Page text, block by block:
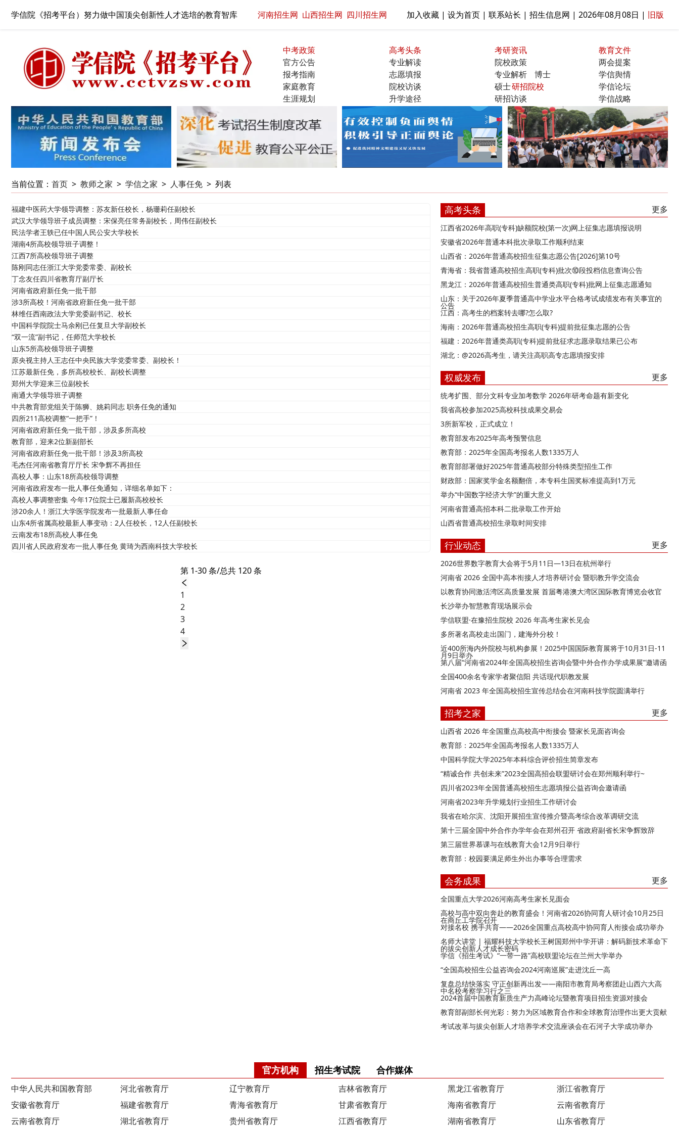
学信院《招考平台）努力做中国顶尖创新性人才选培的教育智库 河南招生网 山西招生网 四川招生网 加入收藏 | 设为首页 | 联系站长 | 招生信息网 | 2026年08月08日 | 旧版
中考政策
官方公告
报考指南
家庭教育
生涯规划
高考头条
专业解读
志愿填报
院校访谈
升学途径
考研资讯
院校政策
专业解析
博士
硕士研招院校
研招访谈
教育文件
两会提案
学信舆情
学信论坛
学信战略
曝光台
当前位置： 首页 > 教师之家 > 学信之家 > 人事任免 > 列表
福建中医药大学领导调整：苏友新任校长，杨珊莉任副校长
武汉大学领导班子成员调整：宋保亮任常务副校长，周伟任副校长
民法学者王轶已任中国人民公安大学校长
湖南4所高校领导班子调整！
江西7所高校领导班子调整
陈刚同志任浙江大学党委常委、副校长
丁念友任四川省教育厅副厅长
河南省政府新任免一批干部
涉3所高校！河南省政府新任免一批干部
林维任西南政法大学党委副书记、校长
中国科学院院士马余刚已任复旦大学副校长
“双一流”副书记，任师范大学校长
山东5所高校领导班子调整
原央视主持人王志任中央民族大学党委常委、副校长！
江苏最新任免，多所高校校长、副校长调整
郑州大学迎来三位副校长
南通大学领导班子调整
中共教育部党组关于陈狮、姚莉同志 职务任免的通知
四所211高校调整“一把手”！
河南省政府新任免一批干部，涉及多所高校
教育部，迎来2位新副部长
河南省政府新任免一批干部！涉及3所高校
毛杰任河南省教育厅厅长 宋争辉不再担任
高校人事：山东18所高校领导调整
河南省政府发布一批人事任免通知，详细名单如下：
高校人事调整密集 今年17位院士已履新高校校长
涉20余人！浙江大学医学院发布一批最新人事任命
山东4所省属高校最新人事变动：2人任校长，12人任副校长
云南发布18所高校人事任免
四川省人民政府发布一批人事任免 黄琦为西南科技大学校长
第 1-30 条/总共 120 条
1
2
3
4
高考头条 更多
江西省2026年高职(专科)缺额院校(第一次)网上征集志愿填报说明
安徽省2026年普通本科批次录取工作顺利结束
山西省：2026年普通高校招生征集志愿公告[2026]第10号
青海省：我省普通高校招生高职(专科)批次⑩段投档信息查询公告
黑龙江：2026年普通高校招生普通类高职(专科)批网上征集志愿通知
山东：关于2026年夏季普通高中学业水平合格考试成绩发布有关事宜的
公告
江西：高考生的档案转去哪?怎么取?
海南：2026年普通高校招生高职(专科)提前批征集志愿的公告
福建：2026年普通类高职(专科)提前批征求志愿录取结果已公布
湖北：@2026高考生，请关注高职高专志愿填报安排
权威发布 更多
统考扩围、部分文科专业加考数学 2026年研考命题有新变化
我省高校参加2025高校科技成果交易会
3所新军校，正式成立！
教育部发布2025年高考预警信息
教育部：2025年全国高考报名人数1335万人
教育部部署做好2025年普通高校部分特殊类型招生工作
财政部：国家奖学金名额翻倍，本专科生国奖标准提高到1万元
举办“中国数字经济大学”的重大意义
河南省普通高招本科二批录取工作开始
山西省普通高校招生录取时间安排
行业动态 更多
2026世界数字教育大会将于5月11日—13日在杭州举行
河南省 2026 全国中高本衔接人才培养研讨会 暨职教升学交流会
以教育协同激活湾区高质量发展 首届粤港澳大湾区国际教育博览会收官
长沙举办智慧教育现场展示会
学信联盟·在豫招生院校 2026 年高考生家长见会
多所著名高校走出国门，建海外分校！
近400所海内外院校与机构参展！2025中国国际教育展将于10月31日-11
月9日举办
第八届“河南省2024年全国高校招生咨询会暨中外合作办学成果展”邀请函
全国400余名专家学者聚信阳 共话现代职教发展
河南省 2023 年全国高校招生宣传总结会在河南科技学院圆满举行
招考之家 更多
山西省 2026 年全国重点高校高中衔接会 暨家长见面咨询会
教育部：2025年全国高考报名人数1335万人
中国科学院大学2025年本科综合评价招生简章发布
“精诚合作 共创未来”2023全国高招会联盟研讨会在郑州顺利举行~
四川省2023年全国普通高校招生志愿填报公益咨询会邀请函
河南省2023年升学规划行业招生工作研讨会
我省在哈尔滨、沈阳开展招生宣传推介暨高考综合改革调研交流
第十三届全国中外合作办学年会在郑州召开 省政府副省长宋争辉致辞
第三届世界慕课与在线教育大会12月9日举行
教育部：校园要满足师生外出办事等合理需求
会务成果 更多
全国重点大学2026河南高考生家长见面会
高校与高中双向奔赴的教育盛会！河南省2026协同育人研讨会10月25日
在商丘工学院召开
对接名校 携手共育——2026全国重点高校高中协同育人衔接会成功举办
名师大讲堂 | 福耀科技大学校长王树国郑州中学开讲：解码新技术革命下
的拔尖创新人才成长密码
学信《招生考试》“一带一路”高校联盟论坛在兰州大学举办
“全国高校招生公益咨询会2024河南巡展”走进沈丘一高
复盘总结快落实 守正创新再出发——南阳市教育局考察团赴山西六大高
中名校考察学习行之三
2024首届中国教育新质生产力高峰论坛暨教育项目招生资源对接会
教育部副部长何光彩：努力为区域教育合作和全球教育治理作出更大贡献
考试改革与拔尖创新人才培养学术交流座谈会在石河子大学成功举办
官方机构 招生考试院 合作媒体
中华人民共和国教育部 河北省教育厅 辽宁教育厅 吉林省教育厅 黑龙江省教育厅
浙江省教育厅
安徽省教育厅
福建省教育厅 青海省教育厅 甘肃省教育厅 海南省教育厅
云南省教育厅
云南省教育厅
湖北省教育厅 贵州省教育厅 江西省教育厅 湖南省教育厅
山东省教育厅